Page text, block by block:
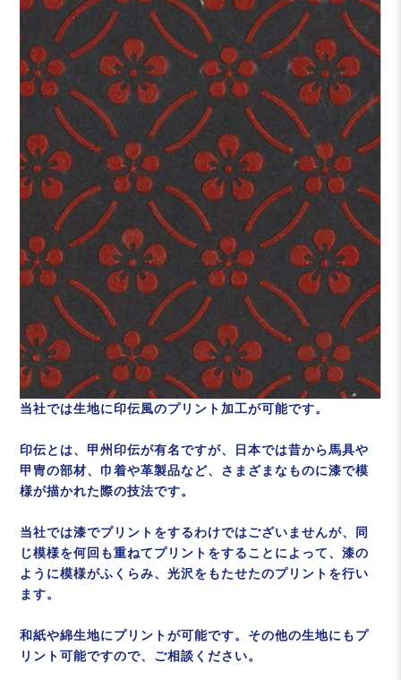
当社では生地に印伝風のプリント加工が可能です。
印伝とは、甲州印伝が有名ですが、日本では昔から馬具や
甲冑の部材、巾着や革製品など、さまざまなものに漆で模
様が描かれた際の技法です。
当社では漆でプリントをするわけではございませんが、同
じ模様を何回も重ねてプリントをすることによって、漆の
ように模様がふくらみ、光沢をもたせたのプリントを行い
ます。
和紙や綿生地にプリントが可能です。その他の生地にもプ
リント可能ですので、ご相談ください。